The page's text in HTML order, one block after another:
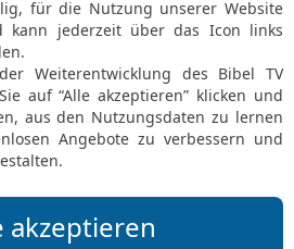
you not admit
things unknown to
48 IN DER NIV LESEN
© 1979, 1984, 2011 by Biblica, Inc. Used with